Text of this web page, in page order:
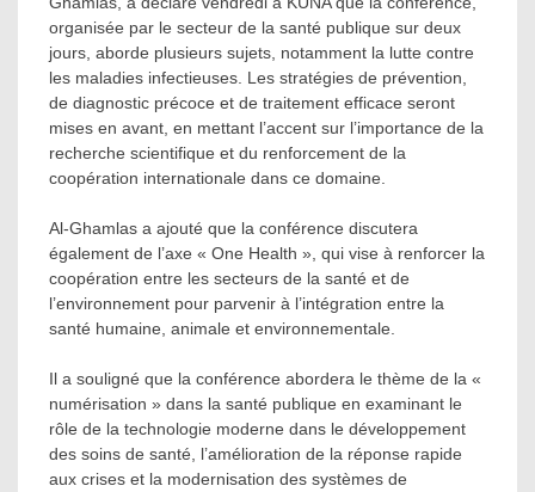
organisée par le secteur de la santé publique sur deux
jours, aborde plusieurs sujets, notamment la lutte contre
les maladies infectieuses. Les stratégies de prévention,
de diagnostic précoce et de traitement efficace seront
mises en avant, en mettant l’accent sur l’importance de la
recherche scientifique et du renforcement de la
coopération internationale dans ce domaine.
Al-Ghamlas a ajouté que la conférence discutera
également de l’axe « One Health », qui vise à renforcer la
coopération entre les secteurs de la santé et de
l’environnement pour parvenir à l’intégration entre la
santé humaine, animale et environnementale.
Il a souligné que la conférence abordera le thème de la «
numérisation » dans la santé publique en examinant le
rôle de la technologie moderne dans le développement
des soins de santé, l’amélioration de la réponse rapide
aux crises et la modernisation des systèmes de